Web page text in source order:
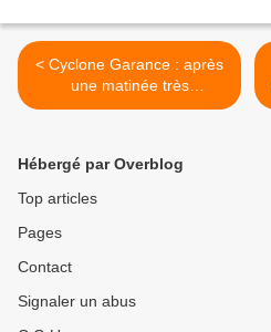
< Cyclone Garance : après
une matinée très
mouvementée, la Réunion
Hébergé par Overblog
Top articles
Pages
Contact
Signaler un abus